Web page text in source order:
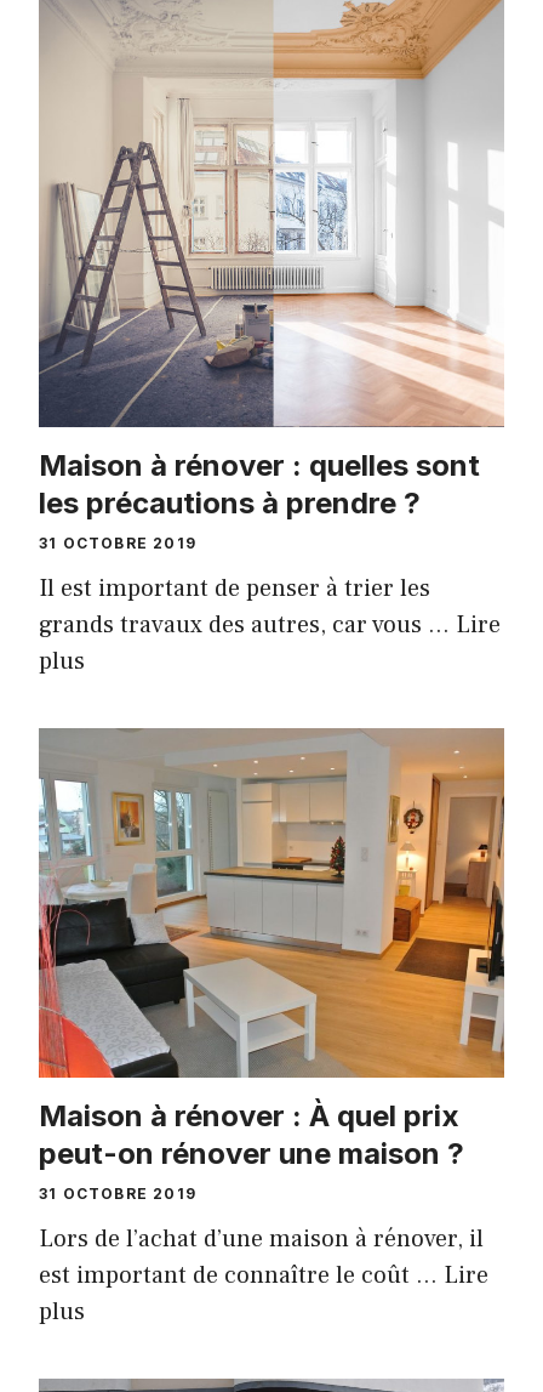
Maison à rénover : quelles sont
les précautions à prendre ?
31 OCTOBRE 2019
Il est important de penser à trier les
grands travaux des autres, car vous … Lire
plus
Maison à rénover : À quel prix
peut-on rénover une maison ?
31 OCTOBRE 2019
Lors de l’achat d’une maison à rénover, il
est important de connaître le coût … Lire
plus